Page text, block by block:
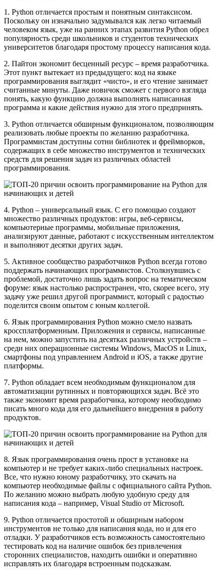
1. Python отличается простым и понятным синтаксисом.
Поскольку он изначально задумывался как легко читаемый
человеком язык, уже на ранних этапах развития Python обрел
популярность среди школьников и студентов технических
университетов благодаря простому процессу написания кода.
2. Пайтон экономит бесценный ресурс – время разработчика.
Этот пункт вытекает из предыдущего: код на языке
программирования выглядит «чисто», и его чтение занимает
считанные минуты. Даже новичок сможет с первого взгляда
понять, какую функцию должна выполнять написанная
программа и какие действия нужно для этого предпринять.
3. Python отличается обширным функционалом, позволяющим
реализовать любые проекты по желанию разработчика.
Программистам доступны сотни библиотек и фреймворков,
содержащих в себе множество инструментов и технических
средств для решения задач из различных областей
программирования.
4. Python – универсальный язык. С его помощью создают
множество различных продуктов: игры, веб-сервисы,
компьютерные программы, мобильные приложения,
анализируют данные, работают с искусственным интеллектом
и выполняют десятки других задач.
5. Активное сообщество разработчиков Python всегда готово
поддержать начинающих программистов. Столкнувшись с
проблемой, достаточно лишь задать вопрос на тематическом
форуме: язык настолько распространен, что, скорее всего, эту
задачу уже решил другой программист, который с радостью
поделится своим опытом с юным коллегой.
6. Язык программирования Python можно смело назвать
кроссплатформенным. Приложения и сервисы, написанные
на нем, можно запустить на десятках различных устройств –
среди них операционные системы Windows, MacOS и Linux,
смартфоны под управлением Android и iOS, а также другие
платформы.
7. Python обладает всем необходимым функционалом для
автоматизации рутинных и повторяющихся задач. Всё это
также экономит время разработчика, которому необходимо
писать много кода для его дальнейшего внедрения в работу
продуктов.
8. Язык программирования очень прост в установке на
компьютер и не требует каких-либо специальных настроек.
Все, что нужно юному разработчику, это скачать на
компьютер необходимые файлы с официального сайта Python.
По желанию можно выбрать любую удобную среду для
написания кода – например, Visual Studio от Microsoft.
9. Python отличается простотой и обширным набором
инструментов не только для написания кода, но и для его
отладки. У разработчиков есть возможность самостоятельно
тестировать код на наличие ошибок без привлечения
сторонних специалистов, находить ошибки и оперативно
исправлять их благодаря встроенным подсказкам.